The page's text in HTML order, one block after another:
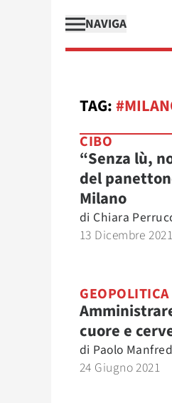
NAVIGA
TAG:
CIBO
“Senza lù,
del
Milano
di Chiara
13 Dicembre 2021
GEOPOLITICA
cuore e
di Paolo
24 Giugno 2021